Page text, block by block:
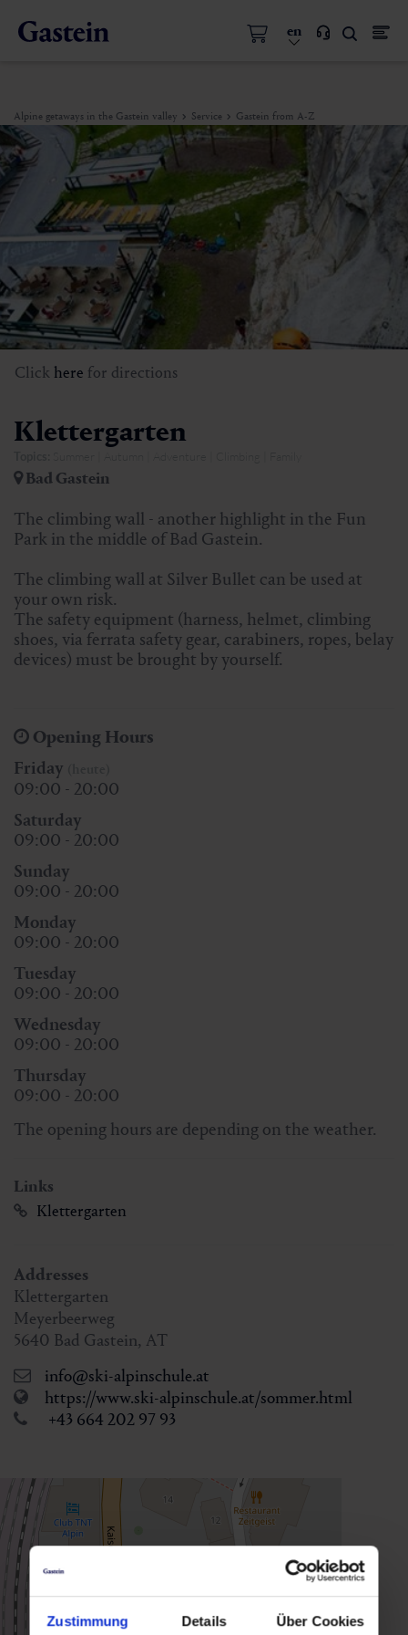
Zustimmung Details Über Cookies
en
Alpine getaways in the Gastein valley Service Gastein from A-Z
Click here for directions
Klettergarten
Bad Gastein
The climbing wall - another highlight in the Fun
Park in the middle of Bad Gastein.
The climbing wall at Silver Bullet can be used at
your own risk.
The safety equipment (harness, helmet, climbing
shoes, via ferrata safety gear, carabiners, ropes, belay
devices) must be brought by yourself.
Opening Hours
Friday
09:00 - 20:00
Saturday
09:00 - 20:00
Sunday
09:00 - 20:00
Monday
09:00 - 20:00
Tuesday
09:00 - 20:00
Wednesday
09:00 - 20:00
Thursday
09:00 - 20:00
The opening hours are depending on the weather.
Links
Klettergarten
Addresses
Klettergarten
Meyerbeerweg
5640 Bad Gastein, AT
info@ski-alpinschule.at
https://www.ski-alpinschule.at/sommer.html
+43 664 202 97 93